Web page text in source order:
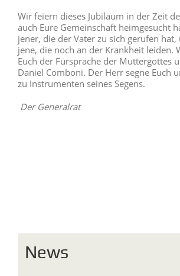
Wir feiern dieses Jubiläum in der Zeit
auch Eure Gemeinschaft heimgesucht
jener, die der Vater zu sich gerufen
jene, die noch an der Krankheit leiden.
Euch der Fürsprache der Muttergottes
Daniel Comboni. Der Herr segne Euch
zu Instrumenten seines Segens.
Der Generalrat
News